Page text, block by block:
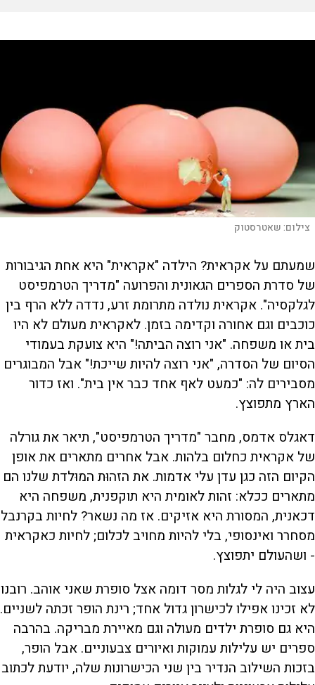
צילום:שאטרסטוק
שמעתם על אקראית? הילדה "אקראית" היא אחת הגיבורות
של סדרת הספרים הגאונית והפרועה "מדריך הטרמפיסט
לגלקסיה". אקראית נולדה מתרומת זרע, נדדה ללא הרף בין
כוכבים וגם אחורה וקדימה בזמן. לאקראית מעולם לא היו
בית או משפחה. "אני רוצה הביתה!" היא צועקת בעמודי
הסיום של הסדרה, "אני רוצה להיות שייכת!" אבל המבוגרים
מסבירים לה: "כמעט לאף אחד כבר אין בית". ואז כדור
הארץ מתפוצץ.
דאגלס אדמס, מחבר "מדריך הטרמפיסט", תיאר את גורלה
של אקראית כחלום בלהות. אבל אחרים מתארים את אופן
הקיום הזה כגן עדן עלי אדמות. את הזהוּת המוּלדת שלנו הם
מתארים ככלא: זהות לאומית היא תוקפנית, משפחה היא
דכאנית, המסורת היא אזיקים. אז מה נשאר? לחיות בקרנבל
מסחרר ואינסופי, בלי להיות מחויב לכלום; לחיות כאקראית
- ושהעולם יתפוצץ.
עצוב היה לי לגלות מסר דומה אצל סופרת שאני אוהב. רובנו
לא זכינו אפילו לכישרון גדול אחד; רינת הופר זכתה לשניים.
היא גם סופרת ילדים מעולה וגם מאיירת מבריקה. בהרבה
ספרים יש עלילות עמוקות ואיורים צבעוניים. אבל הופר,
בזכות השילוב הנדיר בין שני הכישרונות שלה, יודעת לכתוב